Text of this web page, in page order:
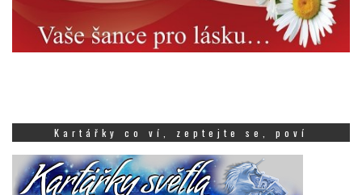
Kartářky co ví, zeptejte se, poví